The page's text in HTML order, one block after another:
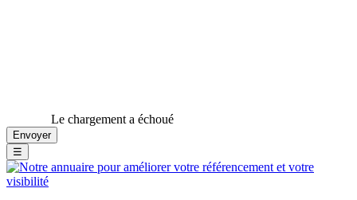
Le chargement a échoué
☰